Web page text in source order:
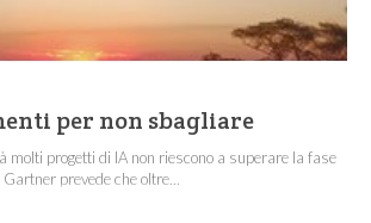
per non sbagliare
molti progetti di IA non riescono a superare la fase
prevede che oltre...